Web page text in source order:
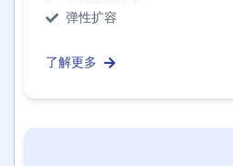
弹性扩容
了解更多